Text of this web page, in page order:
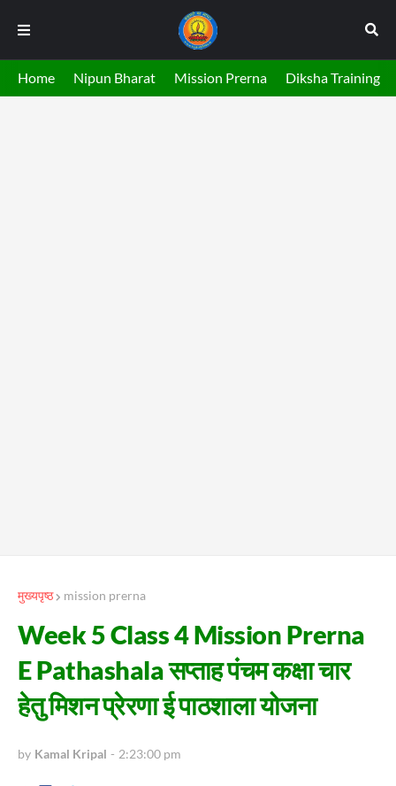
Home Nipun Bharat Mission Prerna Diksha Training
मुख्यपृष्ठ mission prerna
Week 5 Class 4 Mission Prerna
E Pathashala सप्ताह पंचम कक्षा चार
हेतु मिशन प्रेरणा ई पाठशाला योजना
by Kamal Kripal - 2:23:00 pm